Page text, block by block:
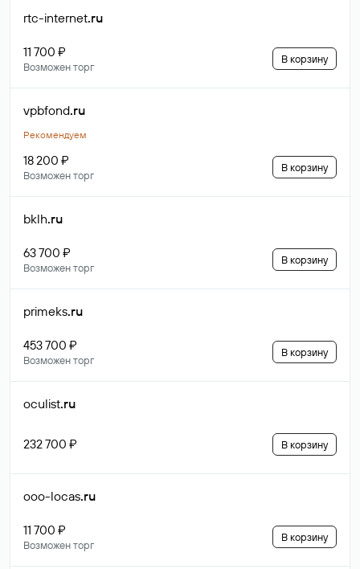
rtc-internet.ru
11 700 ₽
Возможен торг
В корзину
vpbfond.ru
Рекомендуем
18 200 ₽
Возможен торг
В корзину
bklh.ru
63 700 ₽
Возможен торг
В корзину
primeks.ru
453 700 ₽
Возможен торг
В корзину
oculist.ru
232 700 ₽ В корзину
ooo-locas.ru
11 700 ₽
Возможен торг
В корзину